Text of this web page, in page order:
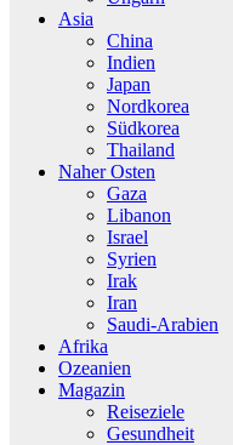
Asia
China
Indien
Japan
Nordkorea
Südkorea
Thailand
Naher Osten
Gaza
Libanon
Israel
Syrien
Irak
Iran
Saudi-Arabien
Afrika
Ozeanien
Magazin
Reiseziele
Gesundheit